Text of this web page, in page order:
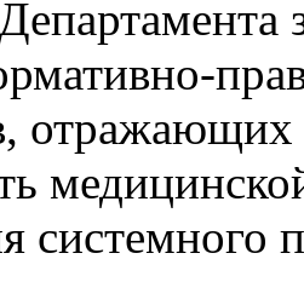
системного